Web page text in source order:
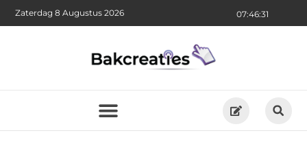
07:46:32
Zaterdag 8 Augustus 2026